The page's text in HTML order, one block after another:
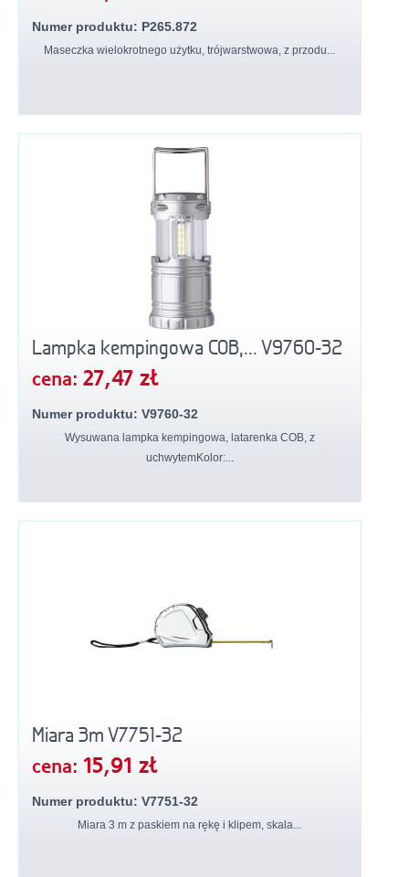
Numer produktu: P265.872
Maseczka wielokrotnego użytku, trójwarstwowa, z przodu...
Lampka kempingowa COB,... V9760-32
cena: 27,47 zł
Numer produktu: V9760-32
Wysuwana lampka kempingowa, latarenka COB, z
uchwytemKolor:...
Miara 3m V7751-32
cena: 15,91 zł
Numer produktu: V7751-32
Miara 3 m z paskiem na rękę i klipem, skala...